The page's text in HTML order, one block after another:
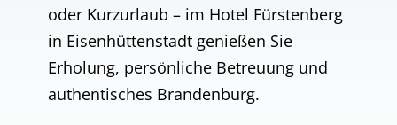
oder Kurzurlaub – im Hotel Fürstenberg
in Eisenhüttenstadt genießen Sie
Erholung, persönliche Betreuung und
authentisches Brandenburg.